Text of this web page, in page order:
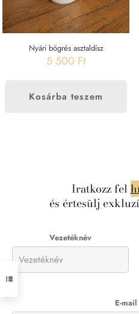
Nyári bögrés asztaldísz
5 500 Ft
Kosárba teszem
Iratkozz fel
és értesülj
Vezetéknév
E-